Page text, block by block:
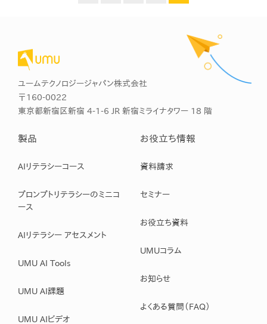
ユームテクノロジージャパン株式会社
〒160-0022
東京都新宿区新宿 4-1-6 JR 新宿ミライナタワー 18 階
製品
AIリテラシーコース
プロンプトリテラシーのミニコ
ース
AIリテラシー アセスメント
UMU AI Tools
UMU AI課題
UMU AIビデオ
お役立ち情報
資料請求
セミナー
お役立ち資料
UMUコラム
お知らせ
よくある質問（FAQ）